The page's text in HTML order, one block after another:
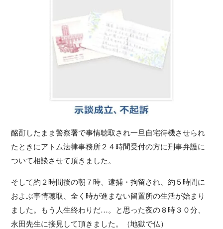
酩酊したまま警察署で事情聴取され一旦自宅待機させられ
たときにアトム法律事務所２４時間受付の方に刑事弁護に
ついて相談させて頂きました。
そして約２時間後の朝７時、逮捕・拘留され、約５時間に
およぶ事情聴取、全く時が進まない留置所の生活が始まり
ました。もう人生終わりだ…。と思った夜の８時３０分、
永田先生に接見して頂きました。（地獄で仏）